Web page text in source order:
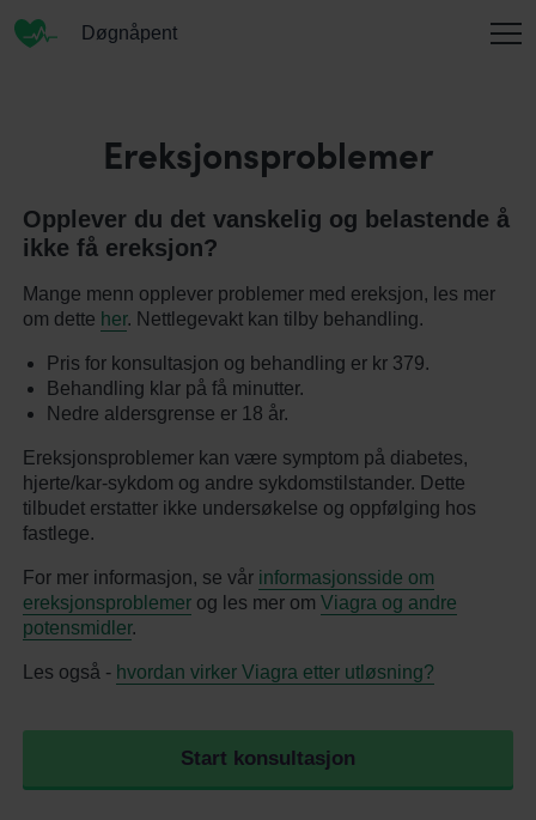
Døgnåpent
OM OSS
ENGLISH
Ereksjonsproblemer
Opplever du det vanskelig og belastende å
ikke få ereksjon?
Mange menn opplever problemer med ereksjon, les mer
om dette her. Nettlegevakt kan tilby behandling.
Pris for konsultasjon og behandling er kr 379.
Behandling klar på få minutter.
Nedre aldersgrense er 18 år.
Ereksjonsproblemer kan være symptom på diabetes,
hjerte/kar-sykdom og andre sykdomstilstander. Dette
tilbudet erstatter ikke undersøkelse og oppfølging hos
fastlege.
For mer informasjon, se vår informasjonsside om
ereksjonsproblemerog les mer om Viagra og andre
potensmidler.
Les også - hvordan virker Viagra etter utløsning?
Start konsultasjon